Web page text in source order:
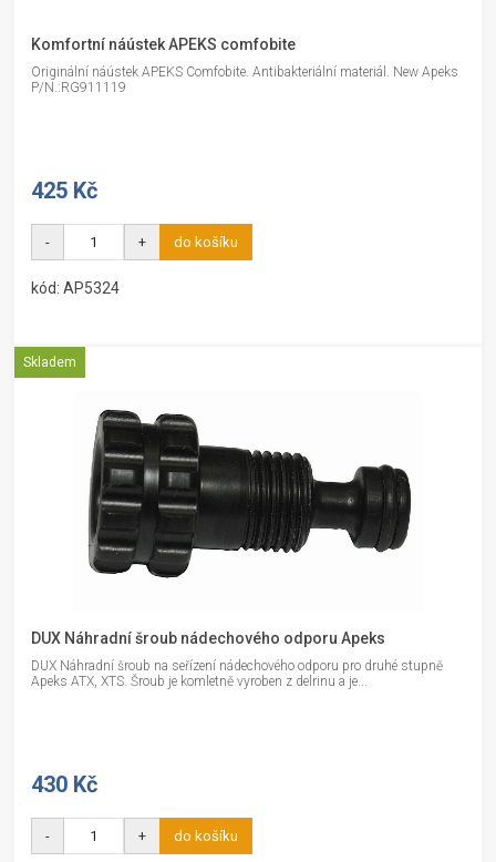
Komfortní náústek APEKS comfobite
Originální náústek APEKS Comfobite. Antibakteriální materiál. New Apeks
P/N.:RG911119
425 Kč
- + do košíku
kód: AP5324
Skladem
DUX Náhradní šroub nádechového odporu Apeks
DUX Náhradní šroub na seřízení nádechového odporu pro druhé stupně
Apeks ATX, XTS. Šroub je komletně vyroben z delrinu a je...
430 Kč
- + do košíku